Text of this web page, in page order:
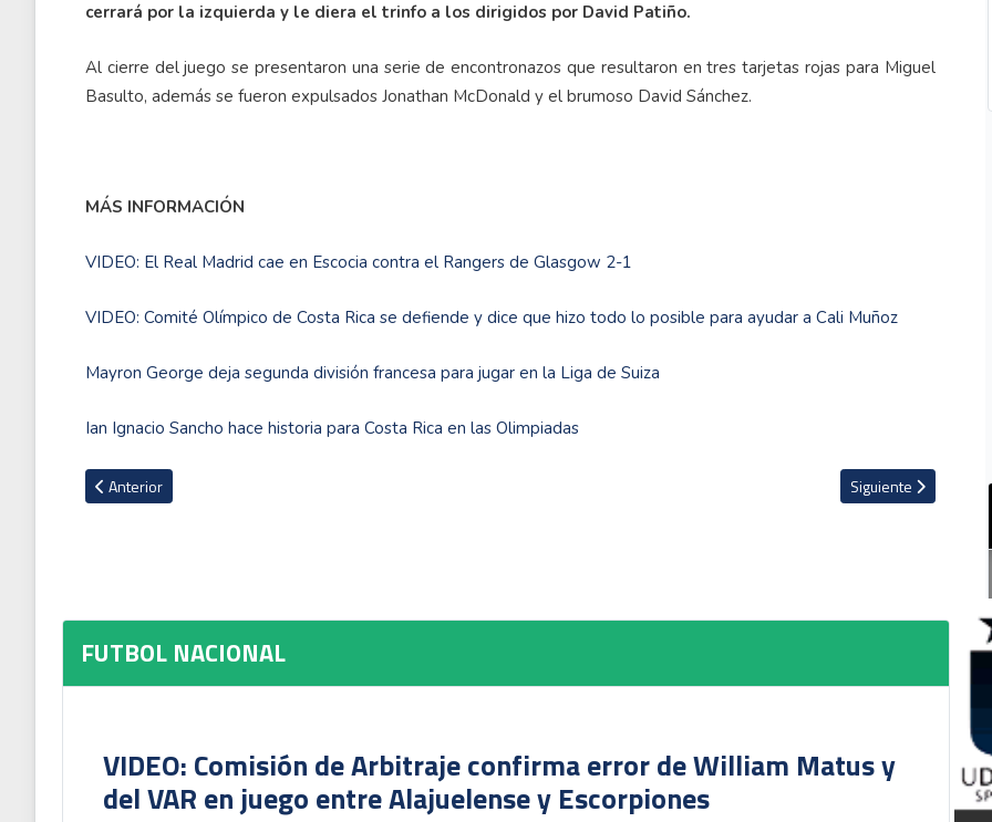
cerrará por la izquierda y le diera el trinfo a los dirigidos por David Patiño.
Al cierre del juego se presentaron una serie de encontronazos que resultaron en tres tarjetas rojas para Miguel
Basulto, además se fueron expulsados Jonathan McDonald y el brumoso David Sánchez.
MÁS INFORMACIÓN
VIDEO: El Real Madrid cae en Escocia contra el Rangers de Glasgow 2-1
VIDEO: Comité Olímpico de Costa Rica se defiende y dice que hizo todo lo posible para ayudar a Cali Muñoz
Mayron George deja segunda división francesa para jugar en la Liga de Suiza
Ian Ignacio Sancho hace historia para Costa Rica en las Olimpiadas
Artículo anterior: Comisión de Arbitraje dará oportunidad a jóvenes y Marianela Araya hará historia en la Liga Promerica
Anterior Artículo siguiente:
Siguiente
FUTBOL NACIONAL
VIDEO: Comisión de Arbitraje confirma error de William Matus y
del VAR en juego entre Alajuelense y Escorpiones